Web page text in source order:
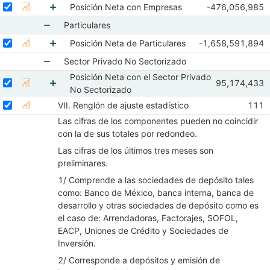
Mostrar elementos de Empresas
Seleccione sus series
Seleccionar serie Posición Neta con EmpresasMostrar gráfica de la serie Posición Neta con Empresas
Mostrar elementos de Posición Neta con
Posición Neta con Empresas Observaciones
Oct 2017Nov
-476,056,985
Mostrar elementos de Particulares
Particulares
Seleccione sus series
Seleccionar serie Posición Neta de ParticularesMostrar gráfica de la serie Posición Neta de Particulares
Mostrar elementos de Posición Neta de
Posición Neta de Particulares Observaciones
Oct 2017Nov
-1,658,591,894
Mostrar elementos de Sector Privado No
Sector Privado No Sectorizado
Seleccione sus series
Seleccionar serie Posición Neta con el Sector Privado No
Mostrar gráfica de la serie Posición Neta con el
Mostrar elementos de Posición Neta con el
Posición Neta con el Sector Privado
No Sectorizado
Oct 2017
95,174,433
Seleccione sus series
Seleccionar serie VII. Renglón de ajuste estadísticoMostrar gráfica de la serie VII. Renglón de ajuste estadístico
VII. Renglón de ajuste estadístico Oct
111
Las cifras de los componentes pueden no coincidir
con la de sus totales por redondeo.
Las cifras de los últimos tres meses son
preliminares.
1/ Comprende a las sociedades de depósito tales
como: Banco de México, banca interna, banca de
desarrollo y otras sociedades de depósito como es
el caso de: Arrendadoras, Factorajes, SOFOL,
EACP, Uniones de Crédito y Sociedades de
Inversión.
2/ Corresponde a depósitos y emisión de